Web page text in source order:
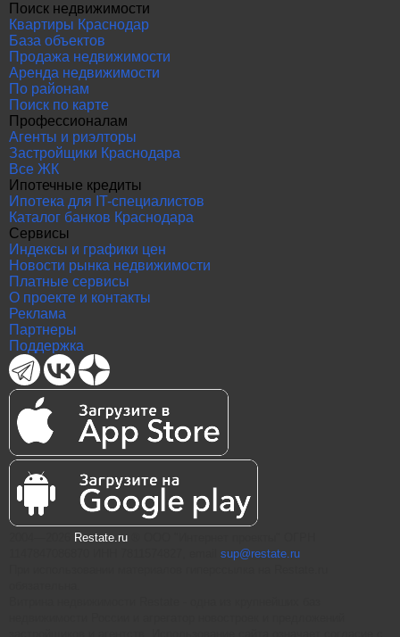
Поиск недвижимости
Квартиры Краснодар
База объектов
Продажа недвижимости
Аренда недвижимости
По районам
Поиск по карте
Профессионалам
Агенты и риэлторы
Застройщики Краснодара
Все ЖК
Ипотечные кредиты
Ипотека для IT-специалистов
Каталог банков Краснодара
Сервисы
Индексы и графики цен
Новости рынка недвижимости
Платные сервисы
О проекте и контакты
Реклама
Партнеры
Поддержка
Restate.ru
sup@restate.ru